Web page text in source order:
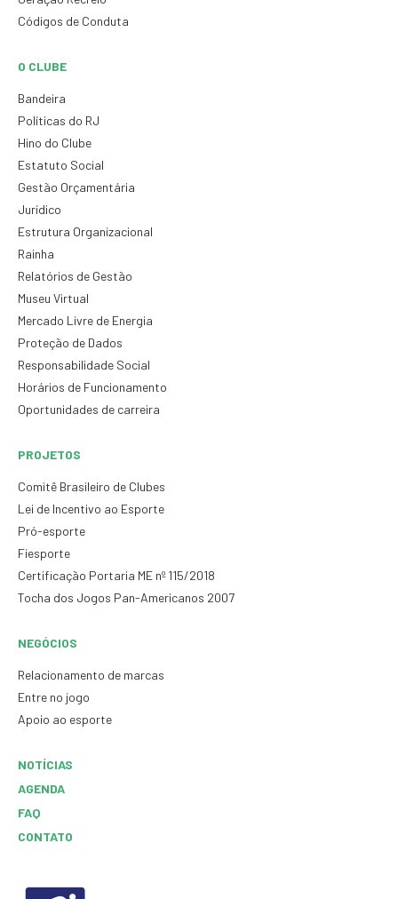
Códigos de Conduta
O CLUBE
Bandeira
Políticas do RJ
Hino do Clube
Estatuto Social
Gestão Orçamentária
Jurídico
Estrutura Organizacional
Rainha
Relatórios de Gestão
Museu Virtual
Mercado Livre de Energia
Proteção de Dados
Responsabilidade Social
Horários de Funcionamento
Oportunidades de carreira
PROJETOS
Comitê Brasileiro de Clubes
Lei de Incentivo ao Esporte
Pró-esporte
Fiesporte
Certificação Portaria ME nº 115/2018
Tocha dos Jogos Pan-Americanos 2007
NEGÓCIOS
Relacionamento de marcas
Entre no jogo
Apoio ao esporte
NOTÍCIAS
AGENDA
FAQ
CONTATO